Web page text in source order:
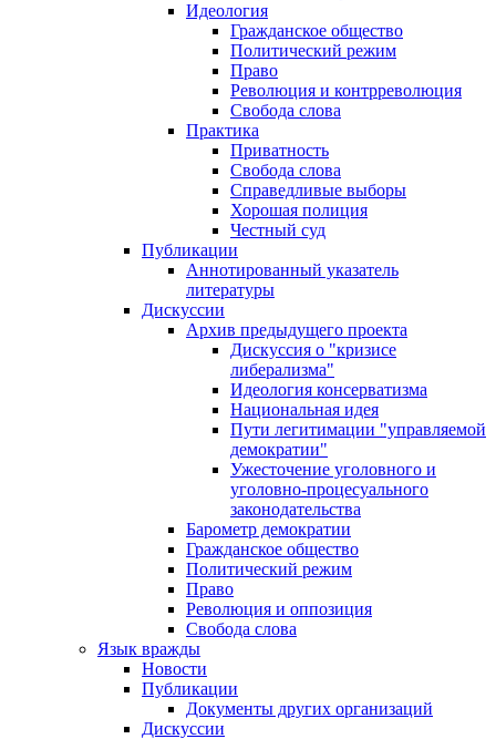
Идеология
Гражданское общество
Политический режим
Право
Революция и контрреволюция
Свобода слова
Практика
Приватность
Свобода слова
Справедливые выборы
Хорошая полиция
Честный суд
Публикации
Аннотированный указатель
литературы
Дискуссии
Архив предыдущего проекта
Дискуссия о "кризисе
либерализма"
Идеология консерватизма
Национальная идея
Пути легитимации "управляемой
демократии"
Ужесточение уголовного и
уголовно-процесуального
законодательства
Барометр демократии
Гражданское общество
Политический режим
Право
Революция и оппозиция
Свобода слова
Язык вражды
Новости
Публикации
Документы других организаций
Дискуссии